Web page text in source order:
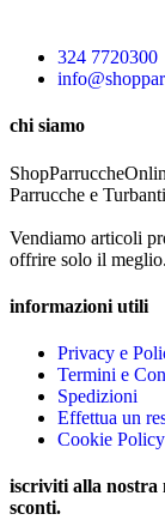
324 7720300
chi siamo
Parrucche e
Vendiamo articoli
offrire solo il meglio.
informazioni utili
Privacy e
Termini e
Spedizioni
Effettua un
Cookie Policy
iscriviti alla nostra
sconti.